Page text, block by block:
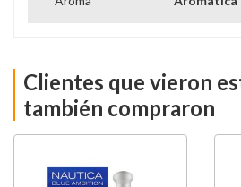
Clientes que vieron
también compraron